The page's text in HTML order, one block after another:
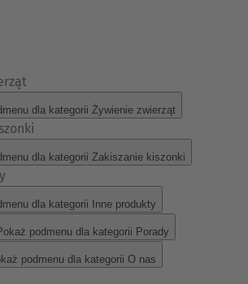
dla kategorii Żywienie zwierząt
dla kategorii Zakiszanie kiszonki
dla kategorii Inne produkty
podmenu dla kategorii Porady
podmenu dla kategorii O nas